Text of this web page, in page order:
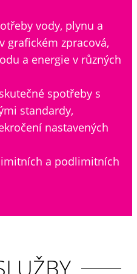
vody, plynu a
grafickém zpracová,
a energie v různých
spotřeby s
standardy,
nastavených
a podlimitních